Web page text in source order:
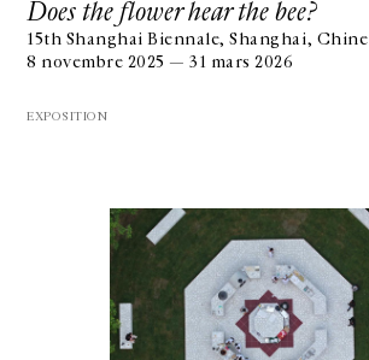
Does the flower hear the bee?
15th Shanghai Biennale, Shanghai, Chine
8 novembre 2025 — 31 mars 2026
EXPOSITION